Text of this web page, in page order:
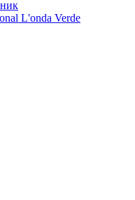
L'onda Verde